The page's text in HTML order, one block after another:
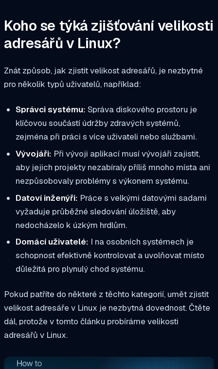
Koho se týká zjišťování velikosti
adresářů v Linux?
Znát způsob, jak zjistit velikost adresářů, je nezbytné
pro několik typů uživatelů, například:
Správci systému: Správa diskového prostoru je
klíčovou součástí údržby zdravých systémů,
zejména při práci s více uživateli nebo službami.
Vývojáři: Při vývoji aplikací musí vývojáři zajistit,
aby jejich projekty nezabíraly příliš mnoho místa ani
nezpůsobovaly problémy s výkonem systému.
Datoví inženýři: Práce s velkými datovými sadami
vyžaduje průběžné sledování úložiště, aby
nedocházelo k úzkým hrdlům.
Domácí uživatelé: I na osobních systémech je
schopnost efektivně kontrolovat a uvolňovat místo
důležitá pro plynulý chod systému.
Pokud patříte do některé z těchto kategorií, umět zjistit
velikost adresáře v Linux je nezbytná dovednost. Čtěte
dál, protože v tomto článku probíráme velikosti
adresářů v Linux.